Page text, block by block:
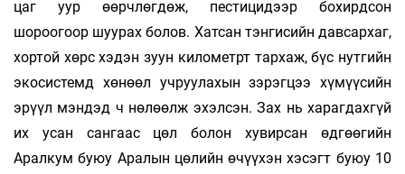
цаг уур өөрчлөгдөж, пестицидээр бохирдсон
шороогоор шуурах болов. Хатсан тэнгисийн давсархаг,
хортой хөрс хэдэн зуун километрт тархаж, бүс нутгийн
экосистемд хөнөөл учруулахын зэрэгцээ хүмүүсийн
эрүүл мэндэд ч нөлөөлж эхэлсэн. Зах нь харагдахгүй
их усан сангаас цөл болон хувирсан өдгөөгийн
Аралкум буюу Аралын цөлийн өчүүхэн хэсэгт буюу 10